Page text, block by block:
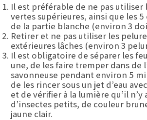
Il est préférable de ne pas utiliser
vertes supérieures, ainsi que les
de la partie blanche (environ 3
Retirer et ne pas utiliser les
extérieures lâches (environ 3
Il est obligatoire de séparer les
une, de les faire tremper dans de
savonneuse pendant environ 5
de les rincer sous un jet d’eau
et de vérifier à la lumière qu’il n’y
d’insectes petits, de couleur
jaune clair.